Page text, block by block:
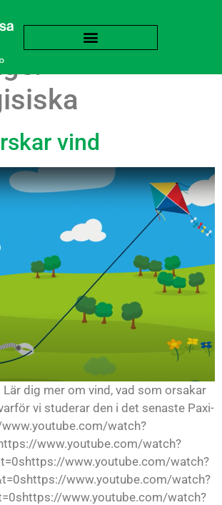
vind
dig mer om vind, vad som orsakar
vi studerar den i det senaste Paxi-
watch?
www.youtube.com/watch?
www.youtube.com/watch?
www.youtube.com/watch?
www.youtube.com/watch?